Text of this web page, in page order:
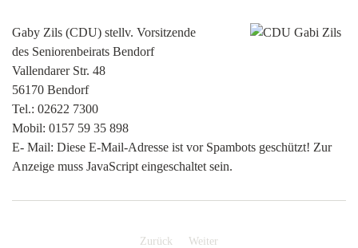
Gaby Zils (CDU) stellv. Vorsitzende
des Seniorenbeirats Bendorf
Vallendarer Str. 48
56170 Bendorf
Tel.: 02622 7300
Mobil: 0157 59 35 898
E- Mail: Diese E-Mail-Adresse ist vor Spambots geschützt! Zur
Anzeige muss JavaScript eingeschaltet sein.
Zurück Weiter